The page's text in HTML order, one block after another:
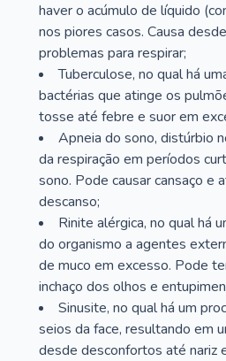
haver o acúmulo de líquido
nos piores casos. Causa
problemas para respirar;
Tuberculose, no qual há
bactérias que atinge os
tosse até febre e suor em
Apneia do sono, distúrbio
da respiração em períodos
sono. Pode causar cansaço e
descanso;
Rinite alérgica, no qual há
do organismo a agentes
de muco em excesso. Pode
inchaço dos olhos e
Sinusite, no qual há um
seios da face, resultando em
desde desconfortos até nariz